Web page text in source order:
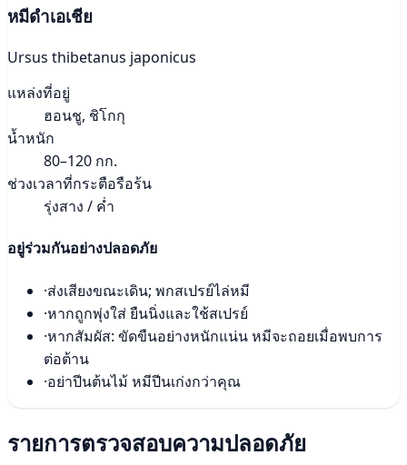
หมีดำเอเชีย
Ursus thibetanus japonicus
แหล่งที่อยู่
ฮอนชู, ชิโกกุ
น้ำหนัก
80–120 กก.
ช่วงเวลาที่กระตือรือร้น
รุ่งสาง / ค่ำ
อยู่ร่วมกันอย่างปลอดภัย
·ส่งเสียงขณะเดิน; พกสเปรย์ไล่หมี
·หากถูกพุ่งใส่ ยืนนิ่งและใช้สเปรย์
·หากสัมผัส: ขัดขืนอย่างหนักแน่น หมีจะถอยเมื่อพบการ
ต่อต้าน
·อย่าปีนต้นไม้ หมีปีนเก่งกว่าคุณ
รายการตรวจสอบความปลอดภัย